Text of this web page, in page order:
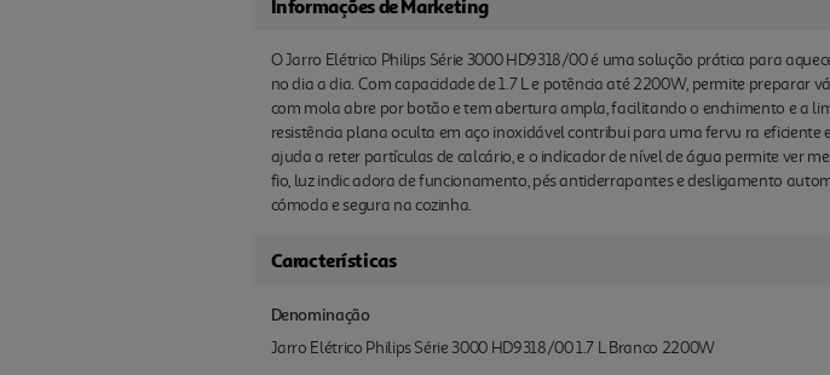
Informações de Marketing
O Jarro Elétrico Philips Série 3000 HD9318/00 é uma solução prática para
no dia a dia. Com capacidade de 1.7 L e potência até 2200W, permite preparar
com mola abre por botão e tem abertura ampla, facilitando o enchimento e a
resistência plana oculta em aço inoxidável contribui para uma fervu ra
ajuda a reter partículas de calcário, e o indicador de nível de água permite ver
fio, luz indic adora de funcionamento, pés antiderrapantes e desligamento
cómoda e segura na cozinha.
Características
Denominação
Jarro Elétrico Philips Série 3000 HD9318/00 1.7 L Branco 2200W